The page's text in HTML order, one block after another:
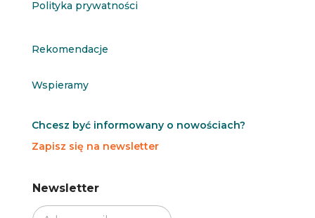
Polityka prywatności
Rekomendacje
Wspieramy
Chcesz być informowany o nowościach?
Zapisz się na newsletter
e
w
Newsletter